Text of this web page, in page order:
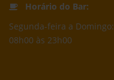
Horário do Bar:
Segunda-feira a Domingo:
08h00 às 23h00